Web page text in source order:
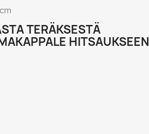
TERÄKSESTÄ
HITSAUKSEEN